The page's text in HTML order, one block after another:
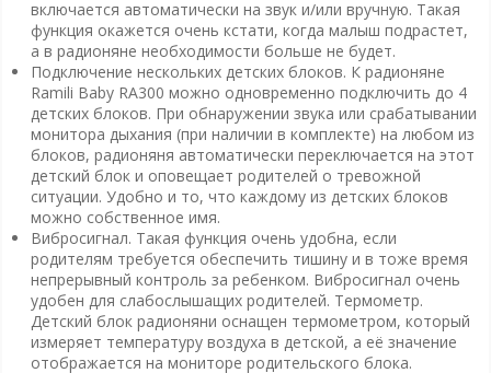
включается автоматически на звук и/или вручную. Такая
функция окажется очень кстати, когда малыш подрастет,
а в радионяне необходимости больше не будет.
Подключение нескольких детских блоков. К радионяне
Ramili Baby RA300 можно одновременно подключить до 4
детских блоков. При обнаружении звука или срабатывании
монитора дыхания (при наличии в комплекте) на любом из
блоков, радионяня автоматически переключается на этот
детский блок и оповещает родителей о тревожной
ситуации. Удобно и то, что каждому из детских блоков
можно собственное имя.
Вибросигнал. Такая функция очень удобна, если
родителям требуется обеспечить тишину и в тоже время
непрерывный контроль за ребенком. Вибросигнал очень
удобен для слабослышащих родителей. Термометр.
Детский блок радионяни оснащен термометром, который
измеряет температуру воздуха в детской, а её значение
отображается на мониторе родительского блока.